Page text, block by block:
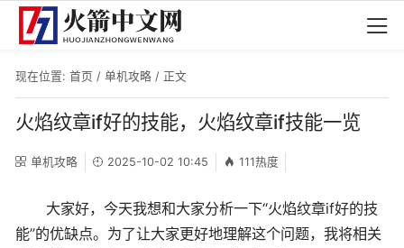
现在位置: 首页 / 单机攻略 / 正文
火焰纹章if好的技能，火焰纹章if技能一览
单机攻略 2025-10-02 10:45 111热度
大家好，今天我想和大家分析一下“火焰纹章if好的技
能”的优缺点。为了让大家更好地理解这个问题，我将相关